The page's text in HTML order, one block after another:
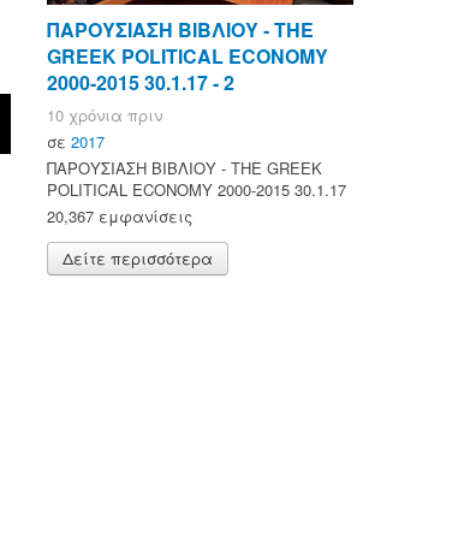
ΠΑΡΟΥΣΙΑΣΗ ΒΙΒΛΙΟΥ - ΤΗΕ
GREEK POLITICAL ECONOMY
2000-2015 30.1.17 - 2
10 χρόνια πριν
σε 2017
ΠΑΡΟΥΣΙΑΣΗ ΒΙΒΛΙΟΥ - ΤΗΕ GREEK
POLITICAL ECONOMY 2000-2015 30.1.17
20,367 εμφανίσεις
Δείτε περισσότερα